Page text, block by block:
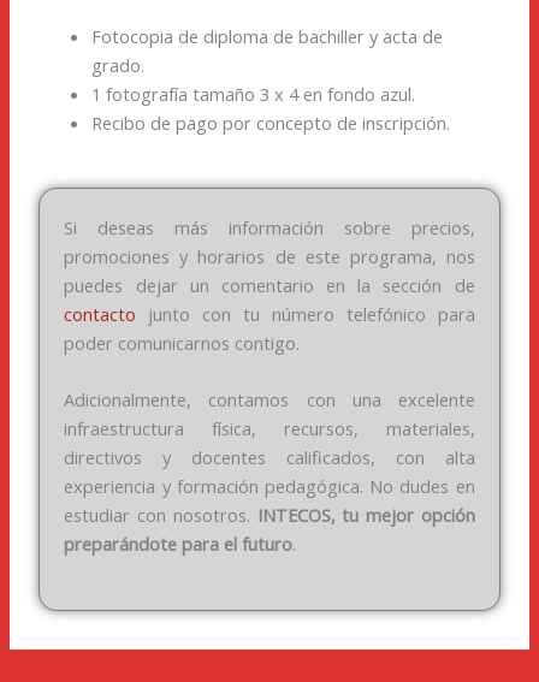
Fotocopia de diploma de bachiller y acta de
grado.
1 fotografía tamaño 3 x 4 en fondo azul.
Recibo de pago por concepto de inscripción.
Si deseas más información sobre precios,
promociones y horarios de este programa, nos
puedes dejar un comentario en la sección de
contacto junto con tu número telefónico para
poder comunicarnos contigo.
Adicionalmente, contamos con una excelente
infraestructura física, recursos, materiales,
directivos y docentes calificados, con alta
experiencia y formación pedagógica. No dudes en
estudiar con nosotros. INTECOS, tu mejor opción
preparándote para el futuro.